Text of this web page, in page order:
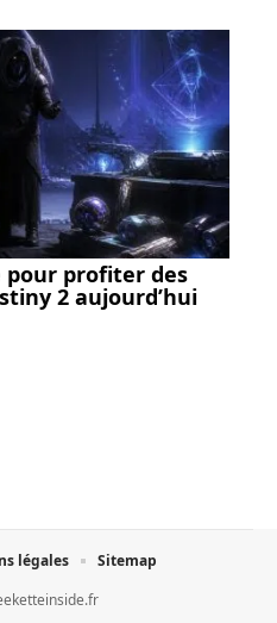
pour profiter des
2 aujourd’hui
légales Sitemap